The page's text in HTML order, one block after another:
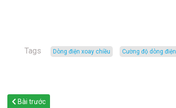
Tags dòng điện xoay chiều cường độ dòng điện
Bài trước